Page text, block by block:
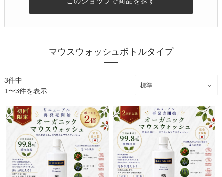
マウスウォッシュボトルタイプ
3件中
1〜3件を表示